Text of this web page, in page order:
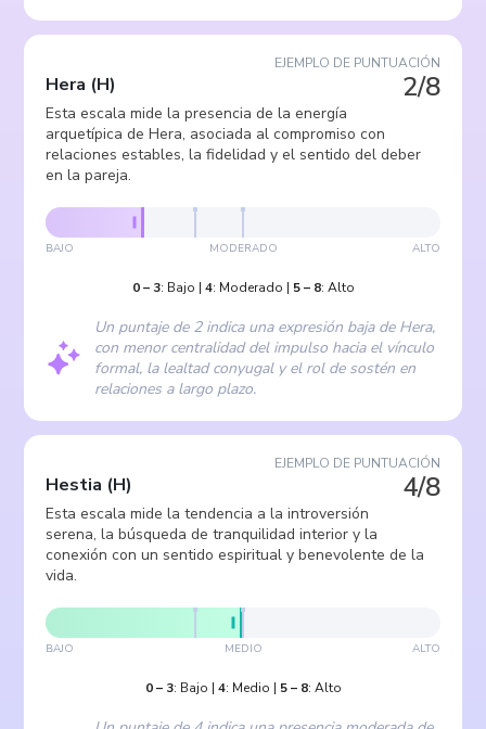
EJEMPLO DE PUNTUACIÓN
2/8
Hera (H)
Esta escala mide la presencia de la energía
arquetípica de Hera, asociada al compromiso con
relaciones estables, la fidelidad y el sentido del deber
en la pareja.
BAJO MODERADO ALTO
0– 3: Bajo | 4: Moderado | 5– 8: Alto
Un puntaje de 2 indica una expresión baja de Hera,
con menor centralidad del impulso hacia el vínculo
formal, la lealtad conyugal y el rol de sostén en
relaciones a largo plazo.
EJEMPLO DE PUNTUACIÓN
4/8
Hestia (H)
Esta escala mide la tendencia a la introversión
serena, la búsqueda de tranquilidad interior y la
conexión con un sentido espiritual y benevolente de la
vida.
BAJO MEDIO ALTO
0– 3: Bajo | 4: Medio | 5– 8: Alto